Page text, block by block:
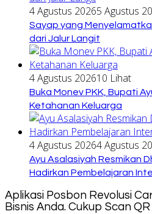
4 Agustus 20265 Agustus
Sayap yang
dari Jalur Langit
4 Agustus 202610 Lihat
Buka Monev PKK, Bupati
Ketahanan Keluarga
4 Agustus 20264 Agustus
Ayu Asalasiyah Resmikan
Hadirkan Pembelajaran
Aplikasi Posbon Revolusi
Bisnis Anda. Cukup Scan